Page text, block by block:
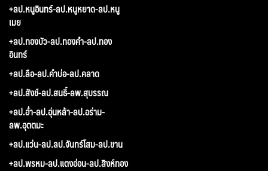
+ลป.หนูอินทร์-ลป.หนูหยาด-ลป.หนู
เมย
+ลป.ทองบัว-ลป.ทองคำ-ลป.ทอง
อินทร์
+ลป.ลือ-ลป.คำบ่อ-ลป.คลาด
+ลป.สังข์-ลป.สนธิ์-ลพ.สุบรรณ
+ลป.อ่ำ-ลป.อุ่นหล้า-ลป.อร่าม-
ลพ.อุตตมะ
+ลป.แว่น-ลป.ลป.จันทร์โสม-ลป.ขาน
+ลป.พรหม-ลป.แตงอ่อน-ลป.สิงห์ทอง